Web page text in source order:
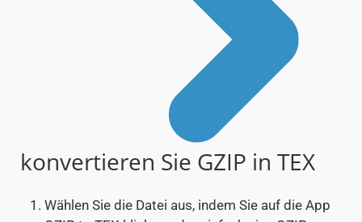
konvertieren Sie GZIP in TEX
Wählen Sie die Datei aus, indem Sie auf die App